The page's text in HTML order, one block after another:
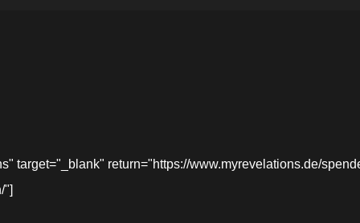
target="_blank" return="https://www.myrevelations.de/
"]